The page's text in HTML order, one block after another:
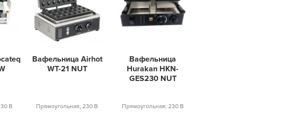
В
Вафельница Airhot
WT-21 NUT
Прямоугольная; 230 В
Вафельница
Hurakan HKN-
GES230 NUT
Прямоугольная; 230 В